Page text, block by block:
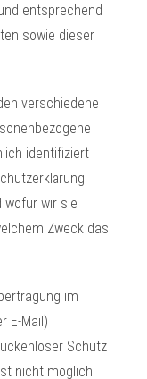
entsprechend
sowie dieser
verschiedene
identifiziert
wofür wir sie
Zweck das
im
E-Mail)
Schutz
nicht möglich.